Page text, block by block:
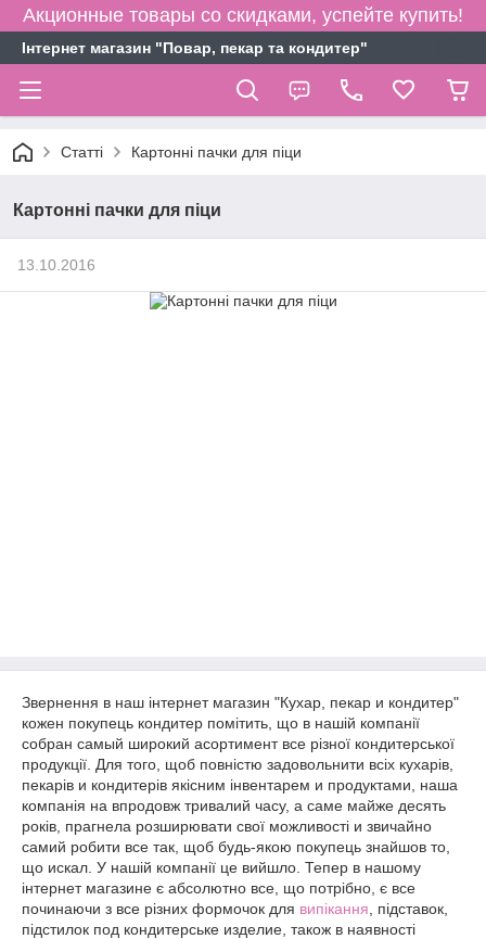
Акционные товары со скидками, успейте купить!
Інтернет магазин "Повар, пекар та кондитер"
Статті Картонні пачки для піци
Картонні пачки для піци
13.10.2016
Звернення в наш інтернет магазин "Кухар пекар и кондитер"
кожен покупець кондитер помітить що в нашій компанії
собран самый широкий асортимент все різної кондитерської
продукції Для того щоб повністю задовольнити всіх кухарів
пекарів и кондитерів якісним інвентарем и продуктами
наша
компанія на впродовж тривалий часу, а саме майже десять
років прагнела розширювати свої можливості и звичайно
самий робити все так щоб будь-якою покупець знайшов то
що искал У нашій компанії це вийшло Тепер в нашому
інтернет магазине є абсолютно все що потрібно є все
починаючи з все різних формочок для випікання підставок
підстилок под кондитерське изделие також в наявності